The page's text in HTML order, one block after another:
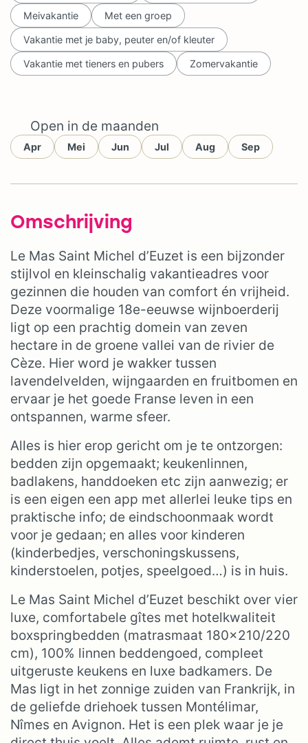
Open in de maanden
Apr Mei Jun Jul Aug Sep
Omschrijving
Le Mas Saint Michel d’Euzet is een bijzonder
stijlvol en kleinschalig vakantieadres voor
gezinnen die houden van comfort én vrijheid.
Deze voormalige 18e-eeuwse wijnboerderij
ligt op een prachtig domein van zeven
hectare in de groene vallei van de rivier de
Cèze. Hier word je wakker tussen
lavendelvelden, wijngaarden en fruitbomen en
ervaar je het goede Franse leven in een
ontspannen, warme sfeer.
Alles is hier erop gericht om je te ontzorgen:
bedden zijn opgemaakt; keukenlinnen,
badlakens, handdoeken etc zijn aanwezig; er
is een eigen een app met allerlei leuke tips en
praktische info; de eindschoonmaak wordt
voor je gedaan; en alles voor kinderen
(kinderbedjes, verschoningskussens,
kinderstoelen, potjes, speelgoed…) is in huis.
Le Mas Saint Michel d’Euzet beschikt over vier
luxe, comfortabele gîtes met hotelkwaliteit
boxspringbedden (matrasmaat 180×210/220
cm), 100% linnen beddengoed, compleet
uitgeruste keukens en luxe badkamers. De
Mas ligt in het zonnige zuiden van Frankrijk, in
de geliefde driehoek tussen Montélimar,
Nîmes en Avignon. Het is een plek waar je je
Meivakantie Met een groep
Vakantie met je baby, peuter en/of kleuter
Vakantie met tieners en pubers Zomervakantie